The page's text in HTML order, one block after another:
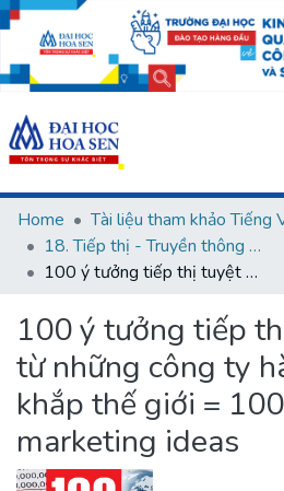
Communities & Collections
All of DSpace
User guides
Usage rules
Verify account
Home
Tài liệu tham khảo Tiếng
18. Tiếp thị - Truyền thông - Đa phương tiện
100 ý tưởng tiếp thị tuyệt hay : từ những công ty hàng đầu trên khắp thế giới = 100 great marketing ideas
100 ý tưởng tiếp
từ những công ty
khắp thế giới =
marketing ideas